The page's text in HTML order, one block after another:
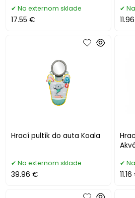
Na externom sklade
17.55 €
Hrací pultík do auta Koala
Na externom sklade
39.96 €